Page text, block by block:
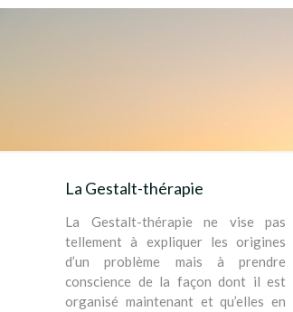
La Gestalt-thérapie
La Gestalt-thérapie ne vise pas
tellement à expliquer les origines
d’un problème mais à prendre
conscience de la façon dont il est
organisé maintenant et qu’elles en